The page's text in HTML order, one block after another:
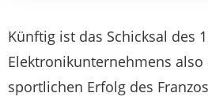
Künftig ist das Schicksal des
Elektronikunternehmens also
sportlichen Erfolg des